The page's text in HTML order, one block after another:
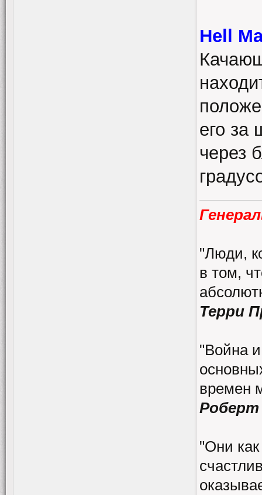
Hell
его за
через
"Люди,
в том,
Терри
"Война
времен
"Они